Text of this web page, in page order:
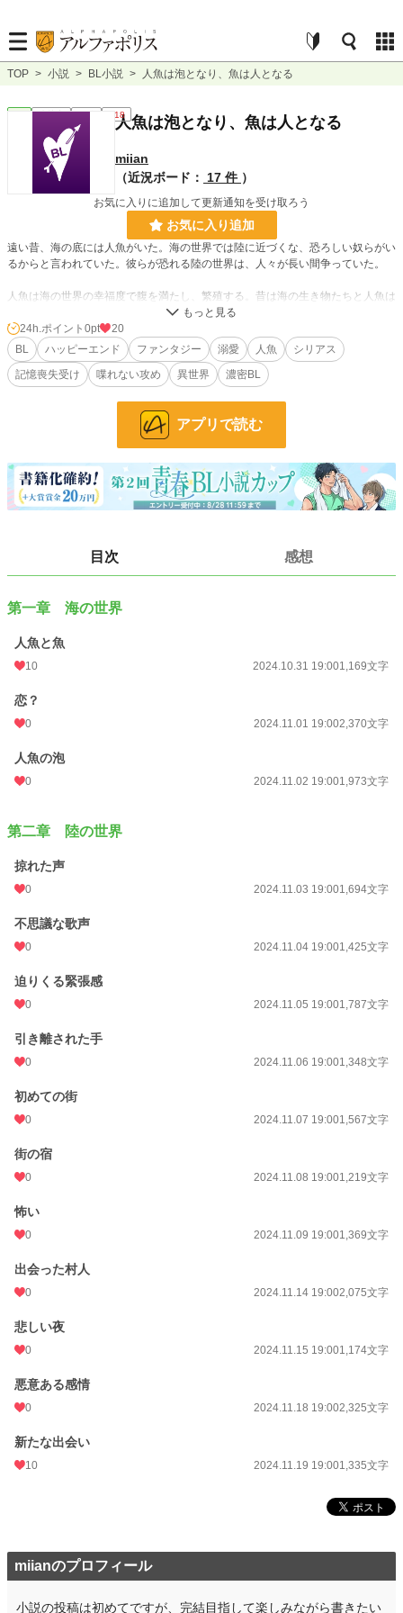
TOP > 小説 > BL小説 > 人魚は泡となり、魚は人となる
連載中 長編 R18
人魚は泡となり、魚は人となる
miian
（近況ボード：
17 件 ）
お気に入りに追加して更新通知を受け取ろう
お気に入り追加
遠い昔、海の底には人魚がいた。海の世界では陸に近づくな、恐ろしい奴らがい
るからと言われていた。彼らが恐れる陸の世界は、人々が長い間争っていた。
人魚は海の世界の幸福度で腹を満たし、繁殖する。昔は海の生き物たちと人魚は
仲が良かった。人魚の歌を聴きに魚たちが訪れ、その歌声に魅了された。でも、
陸の世界で戦争が起きたことにより、海に血が流れ汚れた。海の世界は薄暗く濁
っていった。海の生き物たちも減り、人魚の元へ訪れる海の生き物たちも減っ
た。そのせいで人魚も徐々に減って行った。人魚の死は突然だ。急に泡となって
消える。
最後の1人となった人魚・リックス。そのリックスの元へ小さな魚が訪れた。小
さな魚は喋ることが出来なかったが、寂しそうな人魚を頑張って励ました。リッ
クスはその魚をサミナと名付けた。リックスとサミナは海の底でひっそりと2人
なって消えた。リックスはサミナに幸せになって欲しいと、消える時に願った。
消えたリックスの泡が弾けた時、サミナの呼吸は楽になった。でも、徐々にサミ
ナの身体に変化が起こり、陸へと上がることになった。
頃、元人魚だったリックスは天界へとやって来ていた。人魚は遠い昔、海の世界
「最後、お前が込めた願いは呪いとなって泡になった。その泡を受けたあの魚は
リックスは驚いた。そんなつもりはなかったのだ。神は続けて言った。
の人となった魚を助けると言うのならこの争いを食い止め、海の世界を取り戻し
なさい」
リックスはサミナを探すため、地上へと舞い降りた。ちょうどその頃、サミナは
この世界がおかしくなり始めたのはラリマリア石という宝石を手に入れるために
人々が争い始めたことがきっかけだと知る。その宝石を壊し、世界に平和を取り
ことが出来るのか？
※受・元魚のサミナ視点が多いです。
※不定期更新、ゆっくりペースです。
た設定ですが、書いている内にこちらも思いついたので、アップしました。（ヤ
小説
BL
お気に入り
24h.ポイント
更新日時
週間ポイント
年間ポイント
累計ポイント 5,000 pt (125,509 位)
24h.ポイント 0pt
20
BL
ハッピーエンド ファンタジー 溺愛 人魚
シリアス
記憶喪失受け
喋れない攻め 異世界 濃密BL
アプリで読む
目次 感想
第一章 海の世界
人魚と魚
10 2024.10.31 19:001,169文字
恋？
0 2024.11.01 19:002,370文字
人魚の泡
0 2024.11.02 19:001,973文字
第二章 陸の世界
掠れた声
0 2024.11.03 19:001,694文字
不思議な歌声
0 2024.11.04 19:001,425文字
迫りくる緊張感
0 2024.11.05 19:001,787文字
引き離された手
0 2024.11.06 19:001,348文字
初めての街
0 2024.11.07 19:001,567文字
街の宿
0 2024.11.08 19:001,219文字
怖い
0 2024.11.09 19:001,369文字
出会った村人
0 2024.11.14 19:002,075文字
悲しい夜
0 2024.11.15 19:001,174文字
悪意ある感情
0 2024.11.18 19:002,325文字
新たな出会い
10 2024.11.19 19:001,335文字
miianのプロフィール
小説の投稿は初めてですが、完結目指して楽しみながら書きたい